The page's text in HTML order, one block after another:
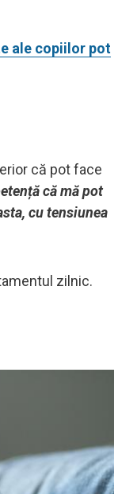
ale copiilor pot
că pot face
că mă pot
cu tensiunea
zilnic.